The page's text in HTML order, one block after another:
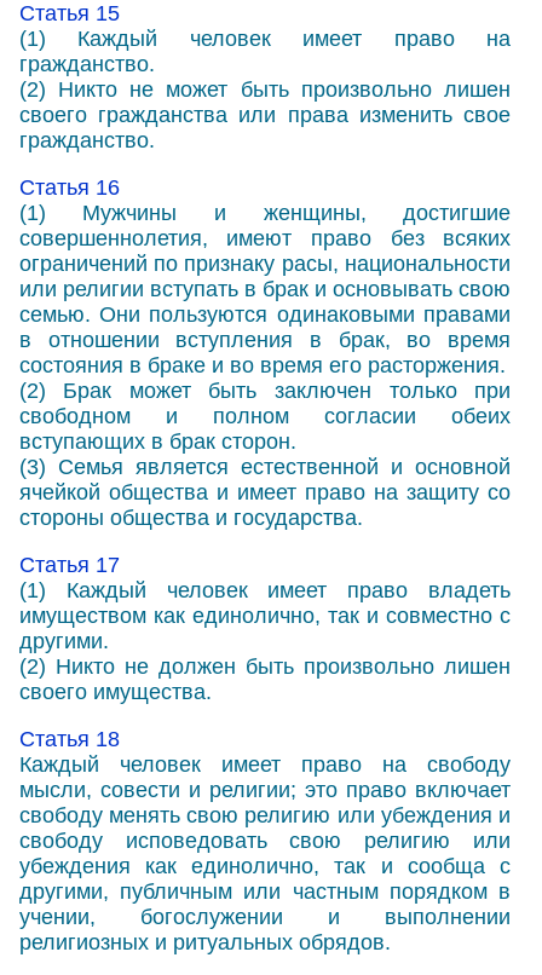
Статья 15
(1) Каждый человек имеет право на
гражданство.
(2) Никто не может быть произвольно лишен
своего гражданства или права изменить свое
гражданство.
Статья 16
(1) Мужчины и женщины, достигшие
совершеннолетия, имеют право без всяких
ограничений по признаку расы, национальности
или религии вступать в брак и основывать свою
семью. Они пользуются одинаковыми правами
в отношении вступления в брак, во время
состояния в браке и во время его расторжения.
(2) Брак может быть заключен только при
свободном и полном согласии обеих
вступающих в брак сторон.
(3) Семья является естественной и основной
ячейкой общества и имеет право на защиту со
стороны общества и государства.
Статья 17
(1) Каждый человек имеет право владеть
имуществом как единолично, так и совместно с
другими.
(2) Никто не должен быть произвольно лишен
своего имущества.
Статья 18
Каждый человек имеет право на свободу
мысли, совести и религии; это право включает
свободу менять свою религию или убеждения и
свободу исповедовать свою религию или
убеждения как единолично, так и сообща с
другими, публичным или частным порядком в
учении, богослужении и выполнении
религиозных и ритуальных обрядов.